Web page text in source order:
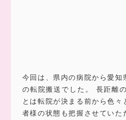
今回は、県内の病院から愛知
の転院搬送でした。 長距離
とは転院が決まる前から色々
者様の状態も把握させていた